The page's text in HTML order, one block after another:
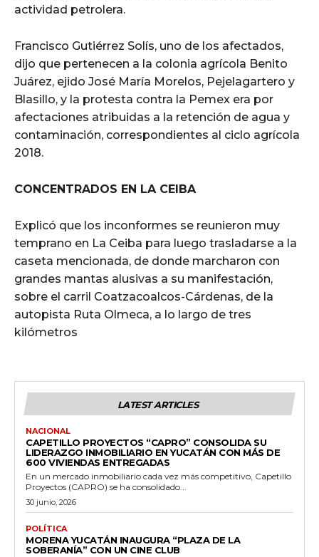
actividad petrolera.
Francisco Gutiérrez Solís, uno de los afectados,
dijo que pertenecen a la colonia agrícola Benito
Juárez, ejido José María Morelos, Pejelagartero y
Blasillo, y la protesta contra la Pemex era por
afectaciones atribuidas a la retención de agua y
contaminación, correspondientes al ciclo agrícola
2018.
CONCENTRADOS EN LA CEIBA
Explicó que los inconformes se reunieron muy
temprano en La Ceiba para luego trasladarse a la
caseta mencionada, de donde marcharon con
grandes mantas alusivas a su manifestación,
sobre el carril Coatzacoalcos-Cárdenas, de la
autopista Ruta Olmeca, a lo largo de tres
kilómetros
LATEST ARTICLES
NACIONAL
CAPETILLO PROYECTOS “CAPRO” CONSOLIDA SU
LIDERAZGO INMOBILIARIO EN YUCATÁN CON MÁS DE
600 VIVIENDAS ENTREGADAS
En un mercado inmobiliario cada vez más competitivo, Capetillo
Proyectos (CAPRO) se ha consolidado...
30 junio, 2026
POLÍTICA
MORENA YUCATÁN INAUGURA “PLAZA DE LA
SOBERANÍA” CON UN CINE CLUB